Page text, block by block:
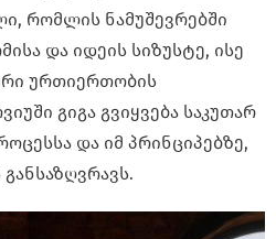
რომლის ნამუშევრებში
და იდეის სიზუსტე, ისე
ურთიერთობის
გიგა გვიყვება საკუთარ
და იმ პრინციპებზე,